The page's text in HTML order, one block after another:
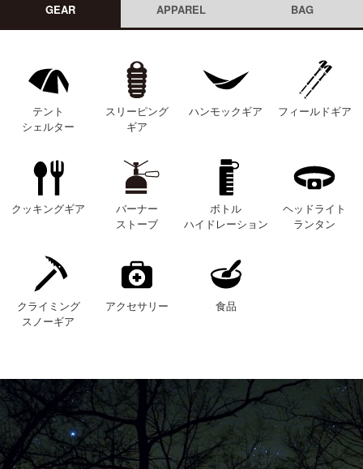
GEAR APPAREL BAG
テント
シェルター
スリーピング
ギア
ハンモックギア フィールドギア
クッキングギア
バーナー
ストーブ
ボトル
ハイドレーション
ヘッドライト
ランタン
クライミング
スノーギア
アクセサリー 食品